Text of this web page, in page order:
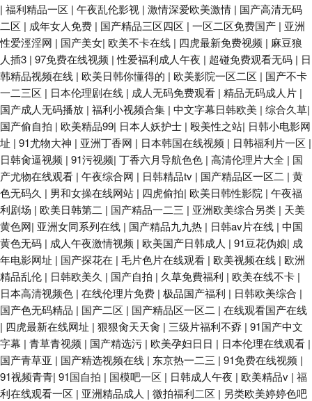
| 福利精品一区 | 午夜乱伦影视 | 激情深爱欧美激情 | 国产高清无码
二区 | 成年女人免费 | 国产精品三区四区 | 一区二区免费国产 | 亚洲
性爱涇淫网 | 国产美女| 欧美不卡在线 | 四虎最新免费视频 | 麻豆狼
人插3 | 97免费在线视频 |性爱福利成人午夜 | 超碰免费观看无码 | 日
韩精品视频在线 | 欧美日韩你懂得的 | 欧美影院一区二区 | 国产不卡
一二三区 | 日本伦理剧在线 | 成人无码免费观看 | 精品无码成人片 |
国产成人无码播放 | 福利小视频合集 | 中文字幕日韩欧美 | 综合久草|
国产偷自拍 | 欧美精品99| 日本人妖护士 | 殴美性之站| 日韩小电影网
址 | 91尤物大神 | 亚洲丁香网 | 日本韩国在线视频 | 日韩福利片一区 |
日韩肏逼视频 | 91污视频| 丁香六月导航色色 | 高清伦理片大全 | 国
产尤物在线观看 | 午夜综合网 | 日韩精品tv | 国产精品区一区二 | 黄
色无码久 | 男和女操在线网站 | 四虎偷拍| 欧美日韩性影院 | 午夜福
利剧场 | 欧美日韩第二 | 国产精品一二三 | 亚洲欧美综合另类 | 天美
黄色网| 亚洲女同系列在线 | 国产精品九九热 | 日韩av片在线 | 中国
黄色无码 | 成人午夜激情视频 | 欧美国产日韩成人 | 91豆花伪娘| 成
年电影网址 | 国产探花在 | 毛片色片在线观看 | 欧美视频在线 | 欧洲
精品乱伦 | 日韩欧美久 | 国产自拍 | 久草免費福利 | 欧美在线不卡 |
日本高清视频色 | 在线伦理片免费 | 极品国产福利 | 日韩欧美综合 |
国产色无码精品 | 国产二区 | 国产精品区一区二 | 在线观看国产在线
| 四虎最新在线网址 | 狠狠肏天天肏 | 三级片福利不孬 | 91国产中文
字幕 | 青草青视频 | 国产精选污 | 欧美孕妇日日 | 日本伦理在线观看 |
国产青草亚 | 国产精选视频在线 | 东京热一二三 | 91免费在线视频 |
91视频青青| 91国自拍 | 国模吧一区 | 日韩成人午夜 | 欧美精品v | 福
利在线观看一区 | 亚洲精品成人 | 微拍福利二区 | 另类欧美婷婷色吧